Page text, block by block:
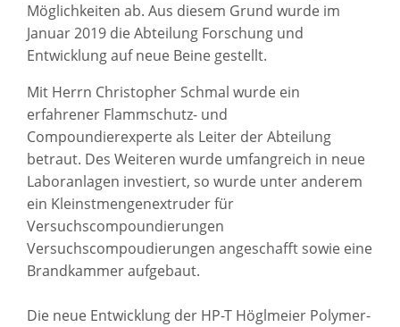
Möglichkeiten ab. Aus diesem Grund wurde im
Januar 2019 die Abteilung Forschung und
Entwicklung auf neue Beine gestellt.
Mit Herrn Christopher Schmal wurde ein
erfahrener Flammschutz- und
Compoundierexperte als Leiter der Abteilung
betraut. Des Weiteren wurde umfangreich in neue
Laboranlagen investiert, so wurde unter anderem
ein Kleinstmengenextruder für
Versuchscompoundierungen
Versuchscompoudierungen angeschafft sowie eine
Brandkammer aufgebaut.
Die neue Entwicklung der HP-T Höglmeier Polymer-